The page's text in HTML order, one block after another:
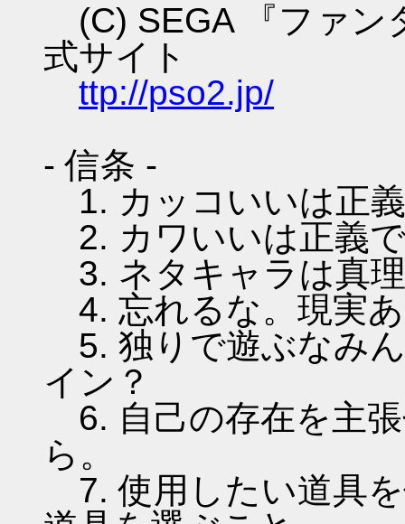
(C) SEGA 『ファン
式サイト
ttp://pso2.jp/
- 信条 -
1. カッコいいは正
2. カワいいは正義
3. ネタキャラは真
4. 忘れるな。現実
5. 独りで遊ぶなみ
イン？
6. 自己の存在を主
ら。
7. 使用したい道具